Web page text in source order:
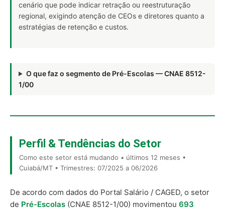
cenário que pode indicar retração ou reestruturação
regional, exigindo atenção de CEOs e diretores quanto a
estratégias de retenção e custos.
O que faz o segmento de Pré-Escolas — CNAE 8512-
1/00
Perfil & Tendências do Setor
Como este setor está mudando • últimos 12 meses •
Cuiabá/MT • Trimestres: 07/2025 a 06/2026
De acordo com dados do Portal Salário / CAGED, o setor
de Pré-Escolas (CNAE 8512-1/00) movimentou 693